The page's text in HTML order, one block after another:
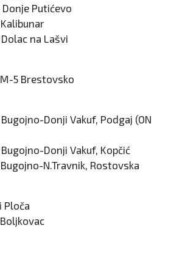
Putićevo
na Lašvi
5 Brestovsko
Donji Vakuf, Podgaj (ON
Donji Vakuf, Kopčić
N.Travnik, Rostovska
Ploča